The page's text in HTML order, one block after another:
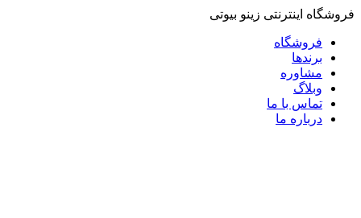
فروشگاه اینترنتی زینو بیوتی
فروشگاه
برندها
مشاوره
وبلاگ
تماس با ما
درباره ما